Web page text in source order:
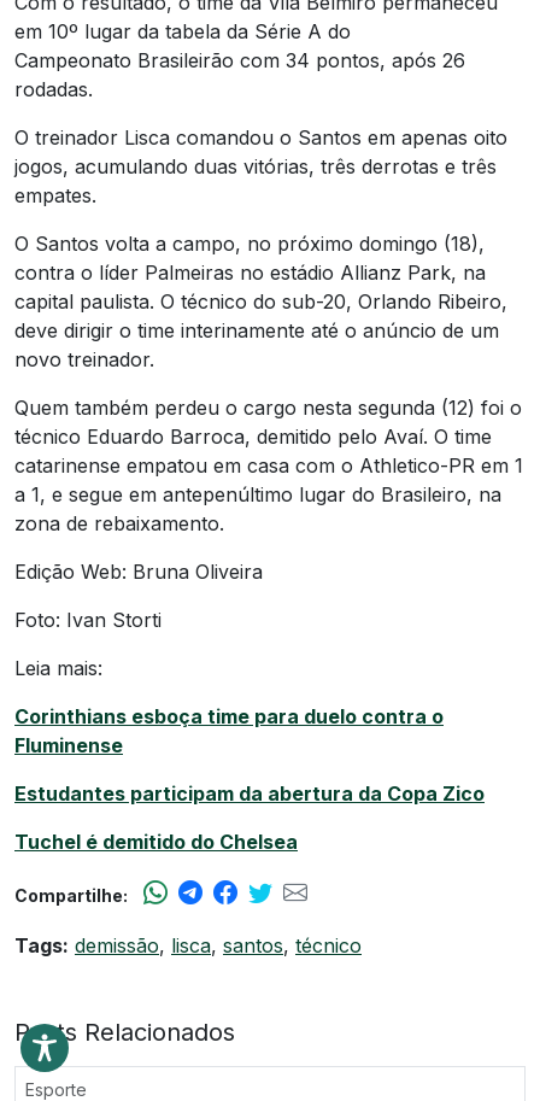
em 10º lugar da tabela da Série A do
Campeonato Brasileirão com 34 pontos, após 26
rodadas.
O treinador Lisca comandou o Santos em apenas oito
jogos, acumulando duas vitórias, três derrotas e três
empates.
O Santos volta a campo, no próximo domingo (18),
contra o líder Palmeiras no estádio Allianz Park, na
capital paulista. O técnico do sub-20, Orlando Ribeiro,
deve dirigir o time interinamente até o anúncio de um
novo treinador.
Quem também perdeu o cargo nesta segunda (12) foi o
técnico Eduardo Barroca, demitido pelo Avaí. O time
catarinense empatou em casa com o Athletico-PR em 1
a 1, e segue em antepenúltimo lugar do Brasileiro, na
zona de rebaixamento.
Edição Web: Bruna Oliveira
Foto: Ivan Storti
Leia mais:
Corinthians esboça time para duelo contra o
Fluminense
Estudantes participam da abertura da Copa Zico
Tuchel é demitido do Chelsea
Compartilhe:
Tags: demissão, lisca, santos, técnico
Posts Relacionados
Esporte